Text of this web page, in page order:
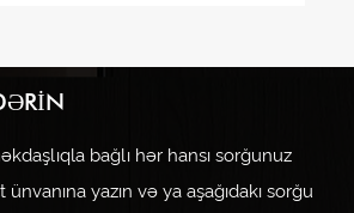
bağlı hər hansı sorğunuz
yazın və ya aşağıdakı sorğu